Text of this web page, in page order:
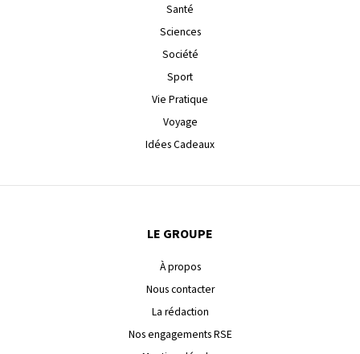
Santé
Sciences
Société
Sport
Vie Pratique
Voyage
Idées Cadeaux
LE GROUPE
À propos
Nous contacter
La rédaction
Nos engagements RSE